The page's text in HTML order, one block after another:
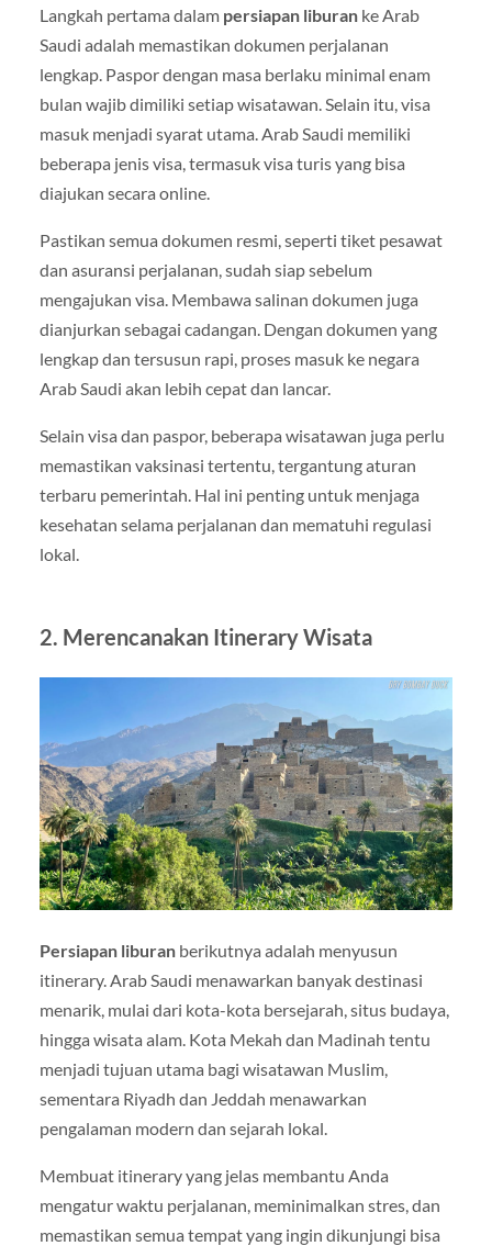
Langkah pertama dalam persiapan liburanke Arab
Saudi adalah memastikan dokumen perjalanan
lengkap. Paspor dengan masa berlaku minimal enam
bulan wajib dimiliki setiap wisatawan. Selain itu, visa
masuk menjadi syarat utama. Arab Saudi memiliki
beberapa jenis visa, termasuk visa turis yang bisa
diajukan secara online.
Pastikan semua dokumen resmi, seperti tiket pesawat
dan asuransi perjalanan, sudah siap sebelum
mengajukan visa. Membawa salinan dokumen juga
dianjurkan sebagai cadangan. Dengan dokumen yang
lengkap dan tersusun rapi, proses masuk ke negara
Arab Saudi akan lebih cepat dan lancar.
Selain visa dan paspor, beberapa wisatawan juga perlu
memastikan vaksinasi tertentu, tergantung aturan
terbaru pemerintah. Hal ini penting untuk menjaga
kesehatan selama perjalanan dan mematuhi regulasi
lokal.
2. Merencanakan Itinerary Wisata
Persiapan liburanberikutnya adalah menyusun
itinerary. Arab Saudi menawarkan banyak destinasi
menarik, mulai dari kota-kota bersejarah, situs budaya,
hingga wisata alam. Kota Mekah dan Madinah tentu
menjadi tujuan utama bagi wisatawan Muslim,
sementara Riyadh dan Jeddah menawarkan
pengalaman modern dan sejarah lokal.
Membuat itinerary yang jelas membantu Anda
mengatur waktu perjalanan, meminimalkan stres, dan
memastikan semua tempat yang ingin dikunjungi bisa